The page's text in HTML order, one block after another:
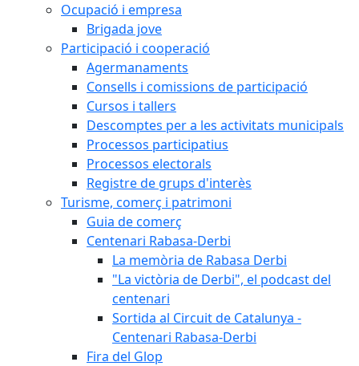
Ocupació i empresa
Brigada jove
Participació i cooperació
Agermanaments
Consells i comissions de participació
Cursos i tallers
Descomptes per a les activitats municipals
Processos participatius
Processos electorals
Registre de grups d'interès
Turisme, comerç i patrimoni
Guia de comerç
Centenari Rabasa-Derbi
La memòria de Rabasa Derbi
"La victòria de Derbi", el podcast del
centenari
Sortida al Circuit de Catalunya -
Centenari Rabasa-Derbi
Fira del Glop